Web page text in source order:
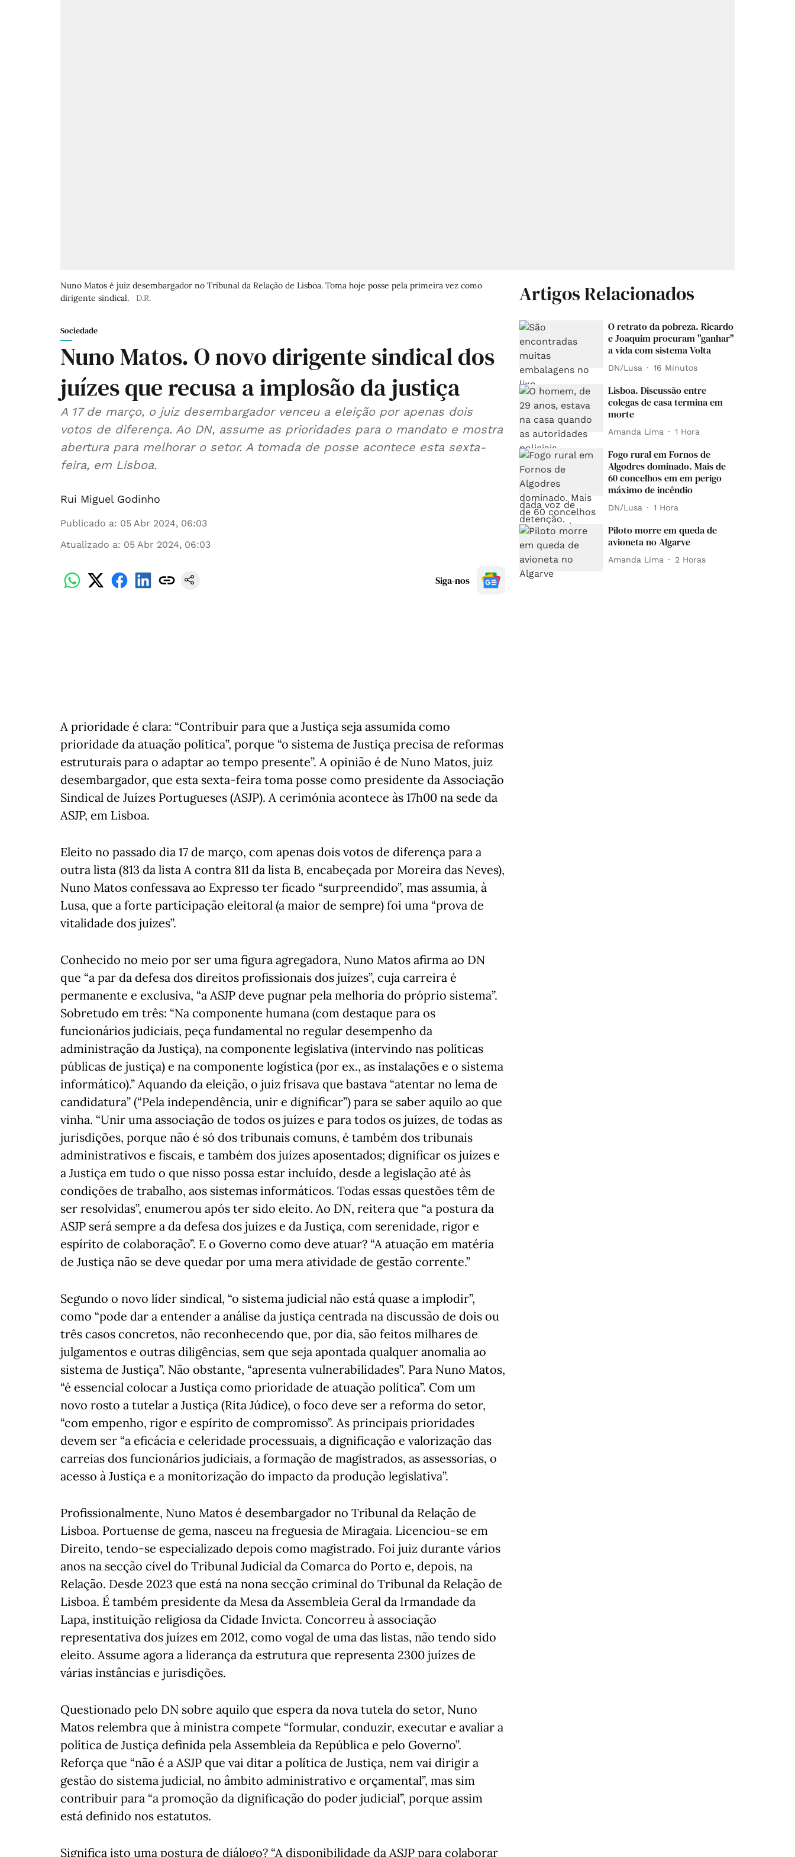
Nuno Matos é juiz desembargador no Tribunal da Relação de Lisboa. Toma hoje posse pela primeira vez como
dirigente sindical.
D.R.
Sociedade
Nuno Matos. O novo dirigente sindical dos
juízes que recusa a implosão da justiça
A 17 de março, o juiz desembargador venceu a eleição por apenas dois
votos de diferença. Ao DN, assume as prioridades para o mandato e mostra
abertura para melhorar o setor. A tomada de posse acontece esta sexta-
feira, em Lisboa.
Rui Miguel Godinho
Publicado a: 05 Abr 2024, 06:03
Atualizado a: 05 Abr 2024, 06:03
Siga-nos
A prioridade é clara: “Contribuir para que a Justiça seja assumida como
prioridade da atuação política”, porque “o sistema de Justiça precisa de reformas
estruturais para o adaptar ao tempo presente”. A opinião é de Nuno Matos, juiz
desembargador, que esta sexta-feira toma posse como presidente da Associação
Sindical de Juízes Portugueses (ASJP). A cerimónia acontece às 17h00 na sede da
ASJP, em Lisboa.
Eleito no passado dia 17 de março, com apenas dois votos de diferença para a
outra lista (813 da lista A contra 811 da lista B, encabeçada por Moreira das Neves),
Nuno Matos confessava ao Expresso ter ficado “surpreendido”, mas assumia, à
Lusa, que a forte participação eleitoral (a maior de sempre) foi uma “prova de
vitalidade dos juízes”.
Conhecido no meio por ser uma figura agregadora, Nuno Matos afirma ao DN
que “a par da defesa dos direitos profissionais dos juízes”, cuja carreira é
permanente e exclusiva, “a ASJP deve pugnar pela melhoria do próprio sistema”.
Sobretudo em três: “Na componente humana (com destaque para os
funcionários judiciais, peça fundamental no regular desempenho da
administração da Justiça), na componente legislativa (intervindo nas políticas
públicas de justiça) e na componente logística (por ex., as instalações e o sistema
informático).” Aquando da eleição, o juiz frisava que bastava “atentar no lema de
candidatura” (“Pela independência, unir e dignificar”) para se saber aquilo ao que
vinha. “Unir uma associação de todos os juízes e para todos os juízes, de todas as
jurisdições, porque não é só dos tribunais comuns, é também dos tribunais
administrativos e fiscais, e também dos juízes aposentados; dignificar os juízes e
a Justiça em tudo o que nisso possa estar incluído, desde a legislação até às
condições de trabalho, aos sistemas informáticos. Todas essas questões têm de
ser resolvidas”, enumerou após ter sido eleito. Ao DN, reitera que “a postura da
ASJP será sempre a da defesa dos juízes e da Justiça, com serenidade, rigor e
espírito de colaboração”. E o Governo como deve atuar? “A atuação em matéria
de Justiça não se deve quedar por uma mera atividade de gestão corrente.”
Segundo o novo líder sindical, “o sistema judicial não está quase a implodir”,
como “pode dar a entender a análise da justiça centrada na discussão de dois ou
três casos concretos, não reconhecendo que, por dia, são feitos milhares de
julgamentos e outras diligências, sem que seja apontada qualquer anomalia ao
sistema de Justiça”. Não obstante, “apresenta vulnerabilidades”. Para Nuno Matos,
“é essencial colocar a Justiça como prioridade de atuação política”. Com um
novo rosto a tutelar a Justiça (Rita Júdice), o foco deve ser a reforma do setor,
“com empenho, rigor e espírito de compromisso”. As principais prioridades
devem ser “a eficácia e celeridade processuais, a dignificação e valorização das
carreias dos funcionários judiciais, a formação de magistrados, as assessorias, o
acesso à Justiça e a monitorização do impacto da produção legislativa”.
Profissionalmente, Nuno Matos é desembargador no Tribunal da Relação de
Lisboa. Portuense de gema, nasceu na freguesia de Miragaia. Licenciou-se em
Direito, tendo-se especializado depois como magistrado. Foi juiz durante vários
anos na secção cível do Tribunal Judicial da Comarca do Porto e, depois, na
Relação. Desde 2023 que está na nona secção criminal do Tribunal da Relação de
Lisboa. É também presidente da Mesa da Assembleia Geral da Irmandade da
Lapa, instituição religiosa da Cidade Invicta. Concorreu à associação
representativa dos juízes em 2012, como vogal de uma das listas, não tendo sido
eleito. Assume agora a liderança da estrutura que representa 2300 juízes de
várias instâncias e jurisdições.
Questionado pelo DN sobre aquilo que espera da nova tutela do setor, Nuno
Matos relembra que à ministra compete “formular, conduzir, executar e avaliar a
política de Justiça definida pela Assembleia da República e pelo Governo”.
Reforça que “não é a ASJP que vai ditar a política de Justiça, nem vai dirigir a
gestão do sistema judicial, no âmbito administrativo e orçamental”, mas sim
contribuir para “a promoção da dignificação do poder judicial”, porque assim
está definido nos estatutos.
Significa isto uma postura de diálogo? “A disponibilidade da ASJP para colaborar
Artigos Relacionados
O retrato da pobreza. Ricardo
e Joaquim procuram "ganhar"
a vida com sistema Volta
DN/Lusa 16 Minutos
Lisboa. Discussão entre
colegas de casa termina em
morte
Amanda Lima 1 Hora
Fogo rural em Fornos de
Algodres dominado. Mais de
60 concelhos em em perigo
máximo de incêndio
DN/Lusa 1 Hora
Piloto morre em queda de
avioneta no Algarve
Amanda Lima 2 Horas